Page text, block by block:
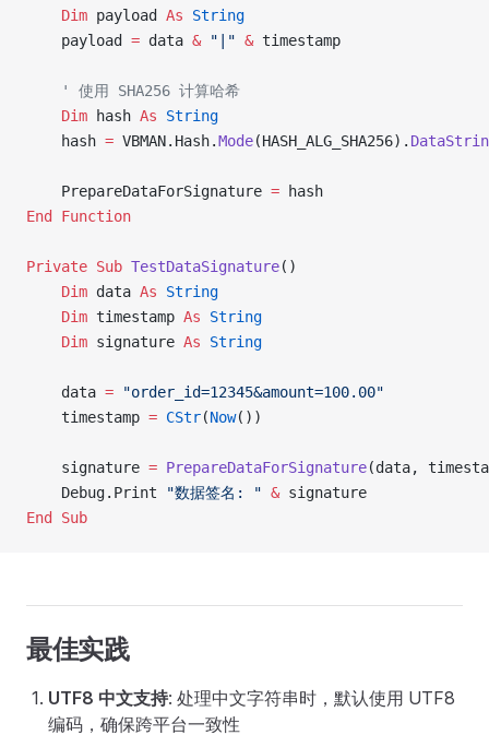
    Dim
payload As String
    payload
= data & "|" & timestamp
    ' 使用 SHA256 计算哈希
    Dim
hash As String
    hash
= VBMAN.Hash.Mode(HASH_ALG_SHA256).
    PrepareDataForSignature
= hash
End Function
Private Sub TestDataSignature()
    Dim
data As String
    Dim
timestamp As String
    Dim
signature As String
    data
= "order_id=12345&amount=100.00"
    timestamp
= CStr(Now())
    signature
= PrepareDataForSignature(data,
    Debug.Print
"数据签名: " & signature
End Sub
最佳实践
UTF8 中文支持: 处理中文字符串时，默认使用 UTF8
编码，确保跨平台一致性